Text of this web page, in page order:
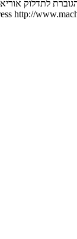
לתדלוק
http://